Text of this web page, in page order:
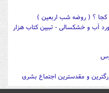
کجا ؟ ( روضه شب اربعین )
آب و خشکسالی - تببین کتاب هزار
و مقدسترین اجتماع بشری